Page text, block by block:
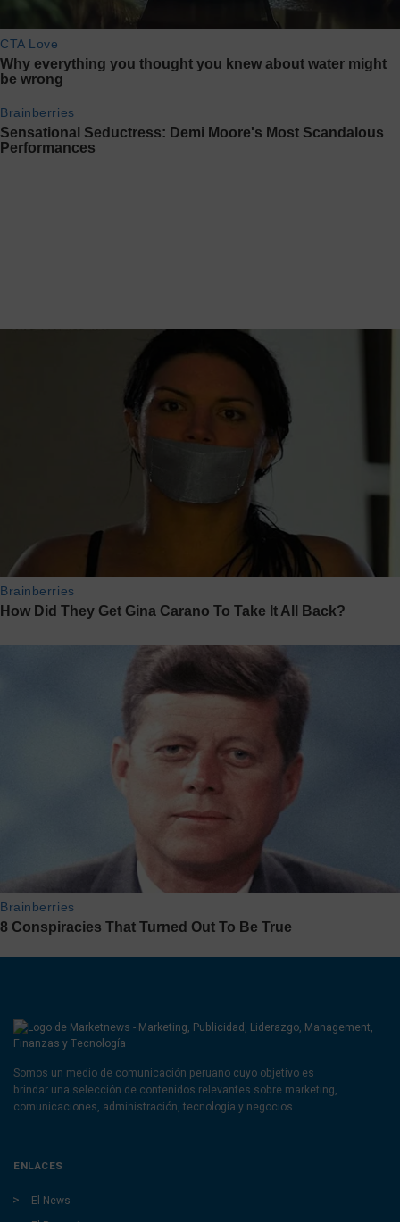
Somos un medio de comunicación peruano cuyo objetivo es
brindar una selección de contenidos relevantes sobre marketing,
comunicaciones, administración, tecnología y negocios.
ENLACES
El News